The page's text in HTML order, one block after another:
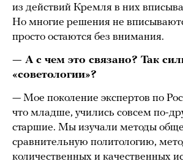
из действий Кремля в них
Но многие решения не
просто остаются без внимания.
— А с чем это связано? Так
«советологии»?
— Мое поколение экспертов по
что младше, учились совсем по-
старшие. Мы изучали методы
сравнительную политологию,
количественных и качественных